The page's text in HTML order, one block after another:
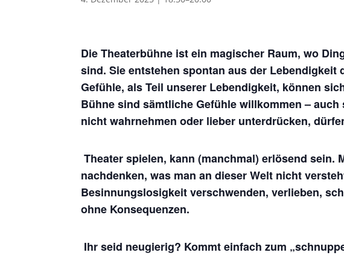
Die Theaterbühne ist ein magischer Raum, wo
sind. Sie entstehen spontan aus der Lebendigkeit
Gefühle, als Teil unserer Lebendigkeit, können
Bühne sind sämtliche Gefühle willkommen –
nicht wahrnehmen oder lieber unterdrücken,
Theater spielen, kann (manchmal) erlösend sein.
nachdenken, was man an dieser Welt nicht
Besinnungslosigkeit verschwenden, verlieben,
ohne Konsequenzen.
Ihr seid neugierig? Kommt einfach zum